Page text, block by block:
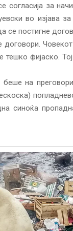
согласија за
во изјава
се постигне
договори.
фијаско.
на
синоќа